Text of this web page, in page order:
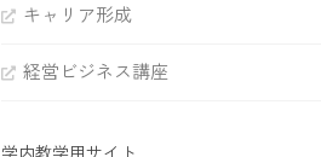
キャリア形成
経営ビジネス講座
学内教学用サイト